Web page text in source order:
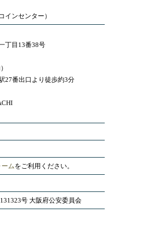
インセンター）
丁目13番38号
27番出口より徒歩約3分
ムをご利用ください。
号 大阪府公安委員会